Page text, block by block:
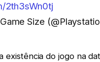
2th3sWn0tj
Size
existência do jogo na